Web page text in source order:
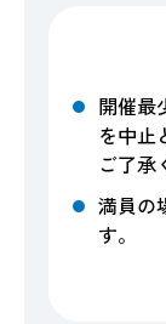
開催最
を中止
ご了承
満員の
す。